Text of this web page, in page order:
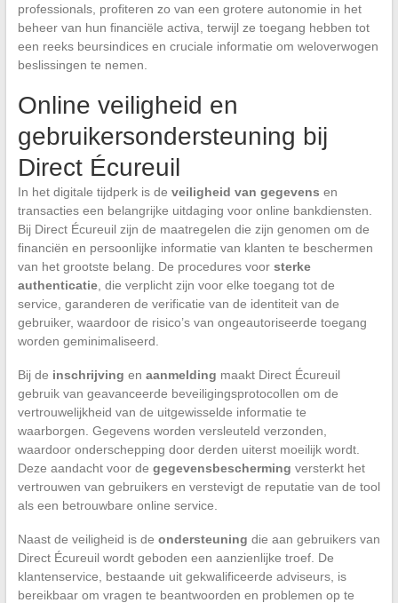
professionals, profiteren zo van een grotere autonomie in het
beheer van hun financiële activa, terwijl ze toegang hebben tot
een reeks beursindices en cruciale informatie om weloverwogen
beslissingen te nemen.
Online veiligheid en
gebruikersondersteuning bij
Direct Écureuil
In het digitale tijdperk is de veiligheid van gegevens en
transacties een belangrijke uitdaging voor online bankdiensten.
Bij Direct Écureuil zijn de maatregelen die zijn genomen om de
financiën en persoonlijke informatie van klanten te beschermen
van het grootste belang. De procedures voor sterke
authenticatie, die verplicht zijn voor elke toegang tot de
service, garanderen de verificatie van de identiteit van de
gebruiker, waardoor de risico’s van ongeautoriseerde toegang
worden geminimaliseerd.
Bij de inschrijving en aanmelding maakt Direct Écureuil
gebruik van geavanceerde beveiligingsprotocollen om de
vertrouwelijkheid van de uitgewisselde informatie te
waarborgen. Gegevens worden versleuteld verzonden,
waardoor onderschepping door derden uiterst moeilijk wordt.
Deze aandacht voor de gegevensbescherming versterkt het
vertrouwen van gebruikers en verstevigt de reputatie van de tool
als een betrouwbare online service.
Naast de veiligheid is de ondersteuning die aan gebruikers van
Direct Écureuil wordt geboden een aanzienlijke troef. De
klantenservice, bestaande uit gekwalificeerde adviseurs, is
bereikbaar om vragen te beantwoorden en problemen op te